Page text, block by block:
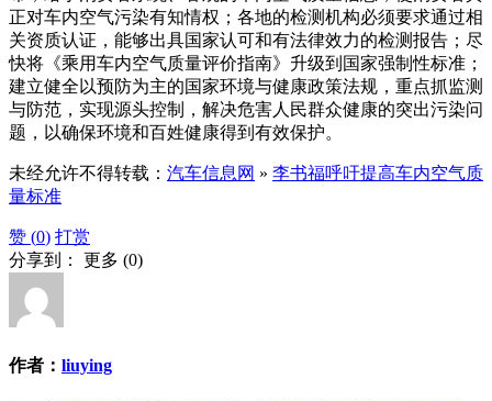
正对车内空气污染有知情权；各地的检测机构必须要求通过相
关资质认证，能够出具国家认可和有法律效力的检测报告；尽
快将《乘用车内空气质量评价指南》升级到国家强制性标准；
建立健全以预防为主的国家环境与健康政策法规，重点抓监测
与防范，实现源头控制，解决危害人民群众健康的突出污染问
题，以确保环境和百姓健康得到有效保护。
未经允许不得转载： 汽车信息网 » 李书福呼吁提高车内空气质
量标准
赞 (0) 打赏
分享到： 更多 (0)
作者： liuying